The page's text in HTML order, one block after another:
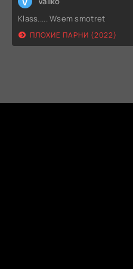
Klass..... Wsem smotret
ПЛОХИЕ ПАРНИ (2022)